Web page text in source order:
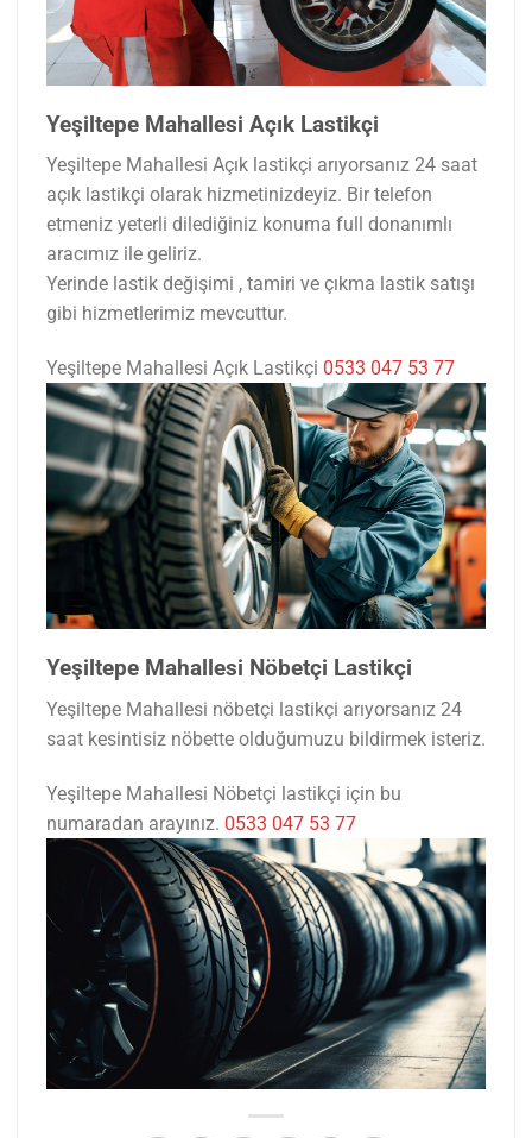
Yeşiltepe Mahallesi Açık Lastikçi
Yeşiltepe Mahallesi Açık lastikçi arıyorsanız 24 saat
açık lastikçi olarak hizmetinizdeyiz. Bir telefon
etmeniz yeterli dilediğiniz konuma full donanımlı
aracımız ile geliriz.
Yerinde lastik değişimi , tamiri ve çıkma lastik satışı
gibi hizmetlerimiz mevcuttur.
Yeşiltepe Mahallesi Açık Lastikçi 0533 047 53 77
Yeşiltepe Mahallesi Nöbetçi Lastikçi
Yeşiltepe Mahallesi nöbetçi lastikçi arıyorsanız 24
saat kesintisiz nöbette olduğumuzu bildirmek isteriz.
Yeşiltepe Mahallesi Nöbetçi lastikçi için bu
numaradan arayınız. 0533 047 53 77